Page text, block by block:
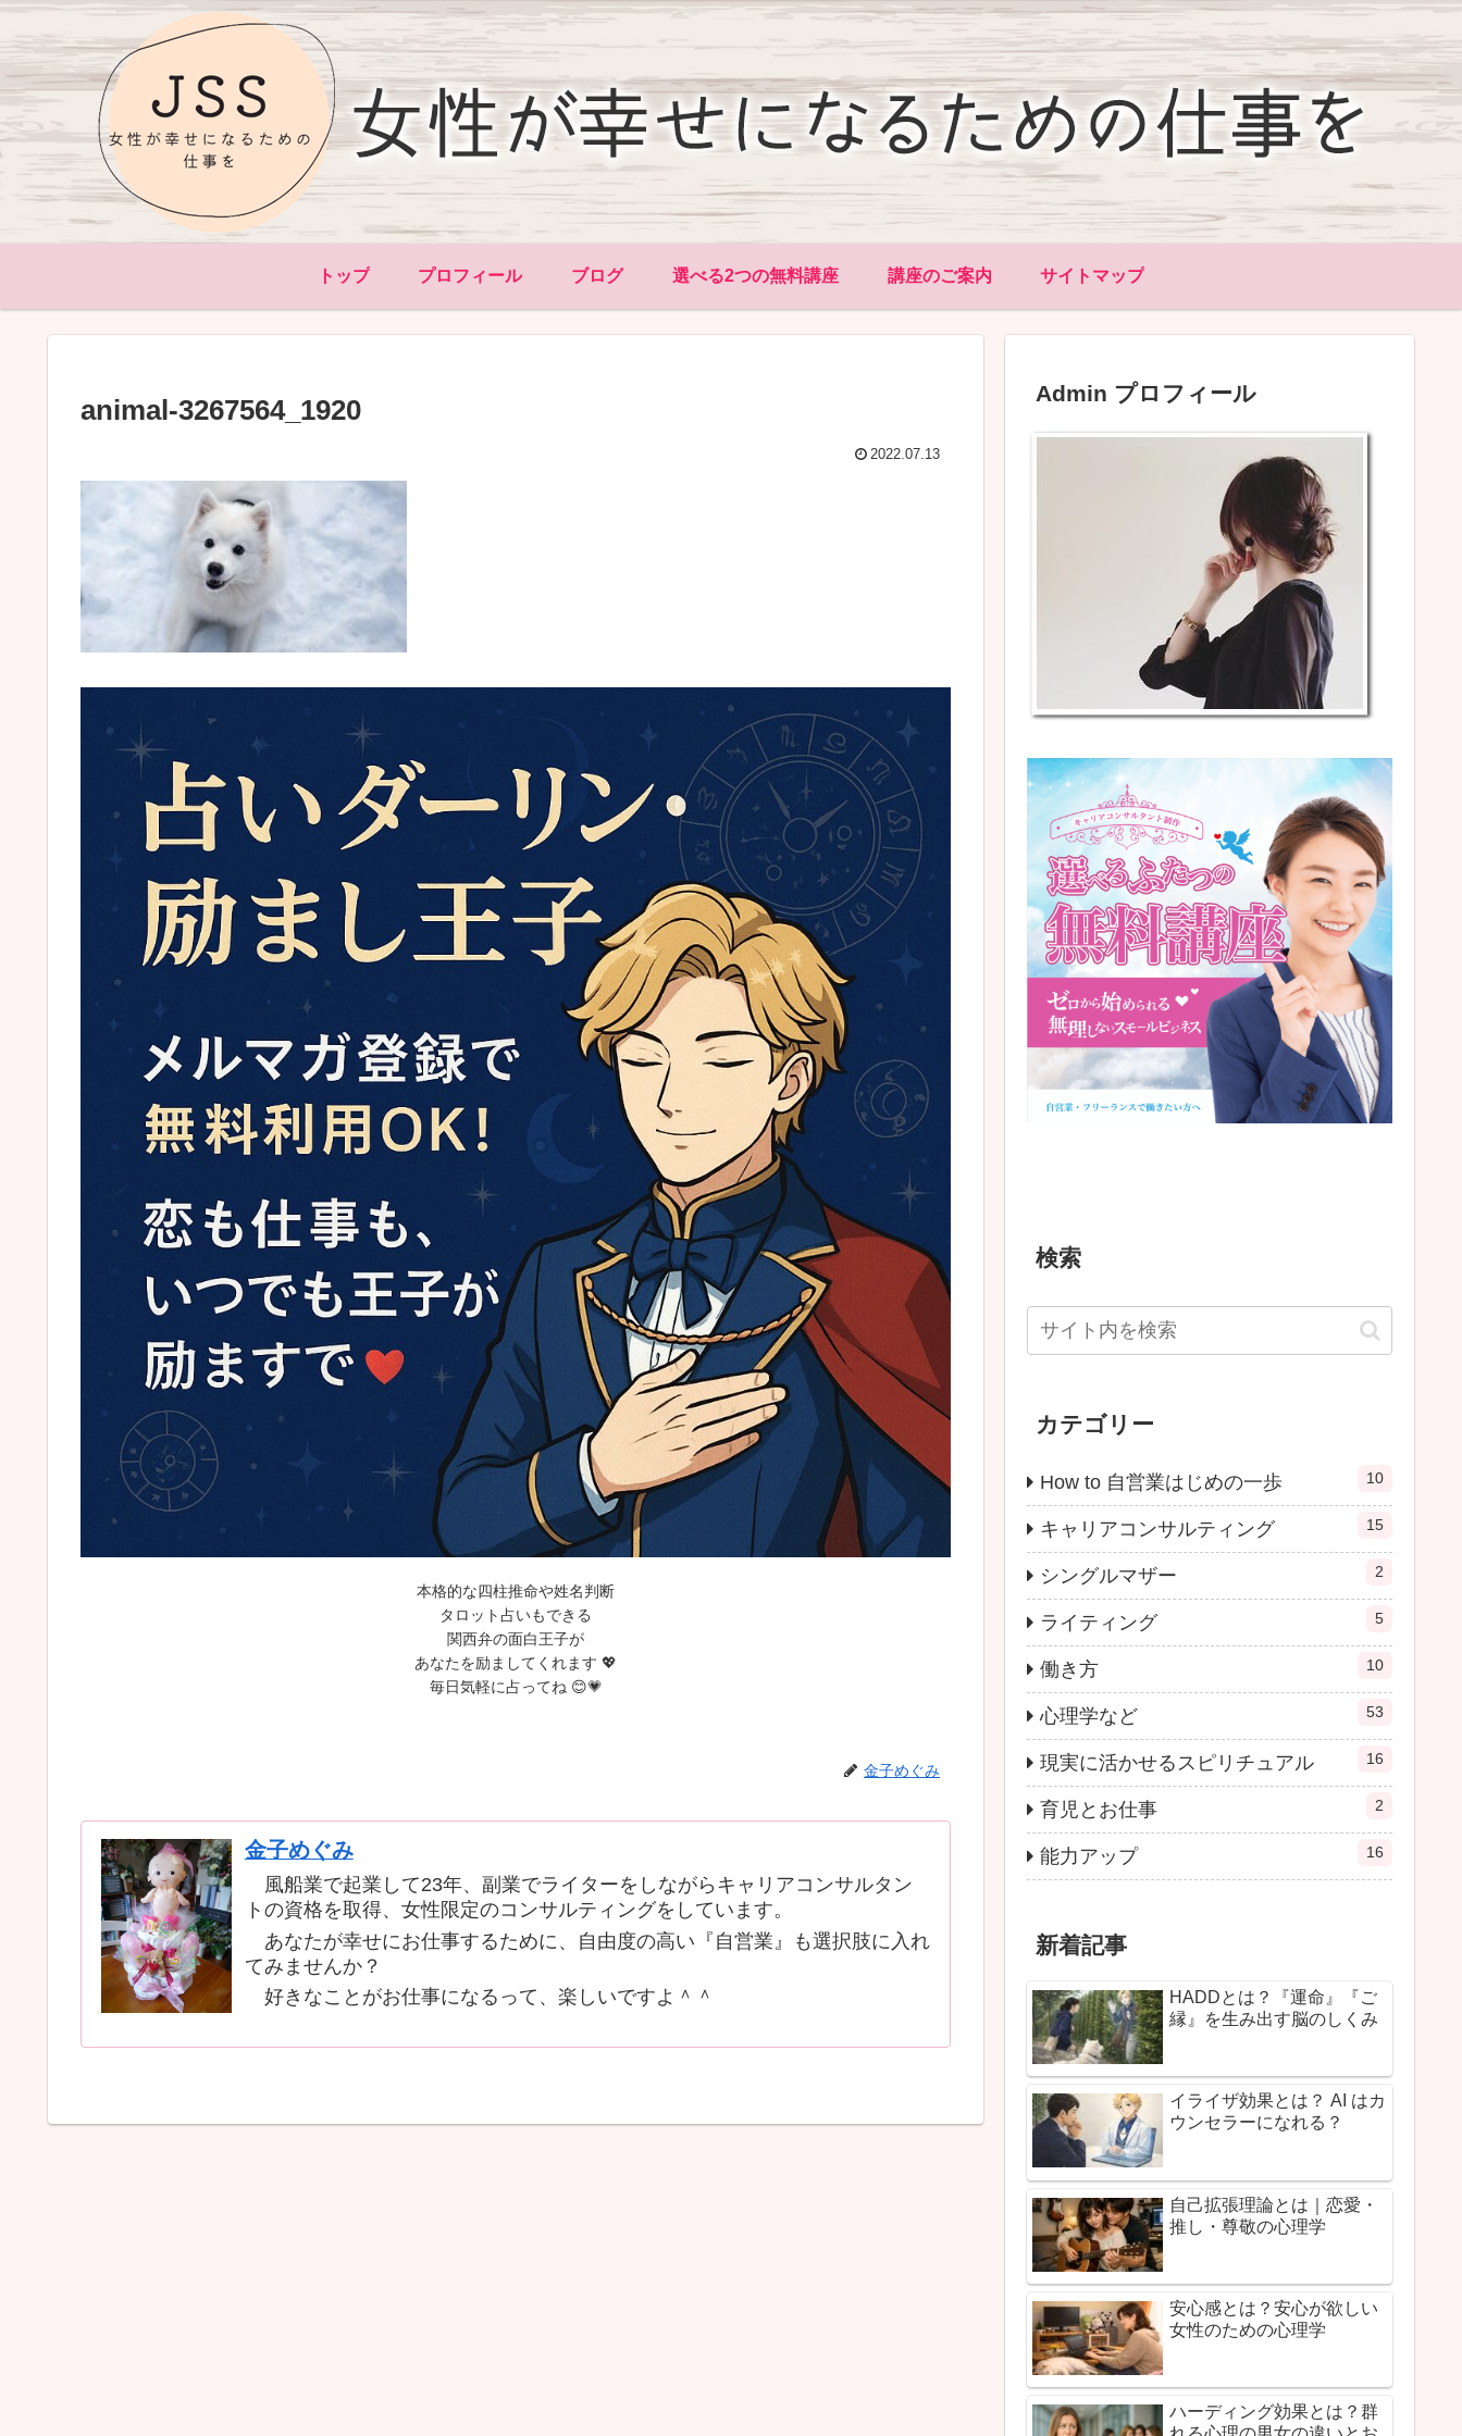
トップ プロフィール ブログ 選べる2つの無料講座 講座のご案内 サイトマップ
animal-3267564_1920
2022.07.13
本格的な四柱推命や姓名判断
タロット占いもできる
関西弁の面白王子が
あなたを励ましてくれます 💖
毎日気軽に占ってね 😊💗
金子めぐみ
金子めぐみ
風船業で起業して23年、副業でライターをしながらキャリアコンサルタン
トの資格を取得、女性限定のコンサルティングをしています。
あなたが幸せにお仕事するために、自由度の高い『自営業』も選択肢に入れ
てみませんか？
好きなことがお仕事になるって、楽しいですよ＾＾
Admin プロフィール
検索
カテゴリー
How to 自営業はじめの一歩 10
キャリアコンサルティング 15
シングルマザー 2
ライティング 5
働き方 10
心理学など 53
現実に活かせるスピリチュアル 16
育児とお仕事 2
能力アップ 16
新着記事
HADDとは？『運命』『ご
縁』を生み出す脳のしくみ
イライザ効果とは？ AI はカ
ウンセラーになれる？
自己拡張理論とは｜恋愛・
推し・尊敬の心理学
安心感とは？安心が欲しい
女性のための心理学
ハーディング効果とは？群